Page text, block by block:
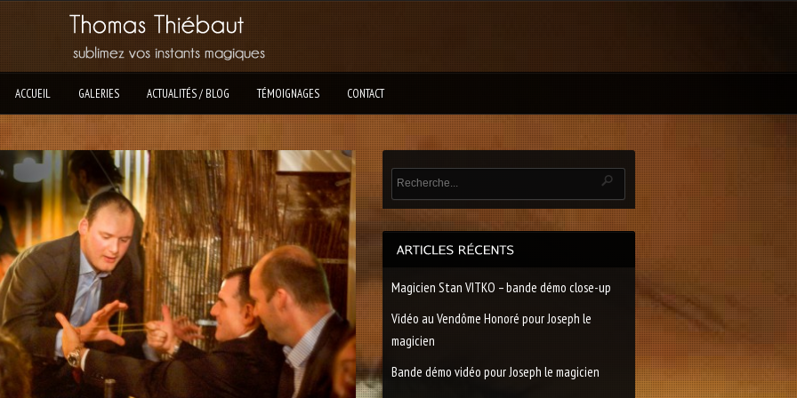
ACCUEIL GALERIES ACTUALITÉS / BLOG TÉMOIGNAGES CONTACT
Magicien Stan VITKO – bande démo close-up
Vidéo au Vendôme Honoré pour Joseph le
magicien
Bande démo vidéo pour Joseph le magicien